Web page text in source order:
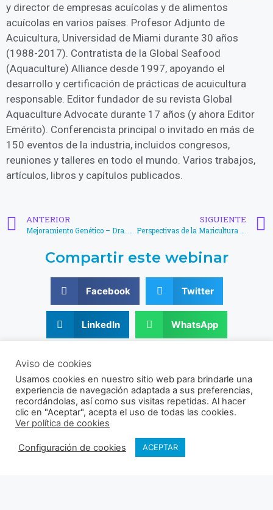
y director de empresas acuícolas y de alimentos
acuícolas en varios países. Profesor Adjunto de
Acuicultura, Universidad de Miami durante 30 años
(1988-2017). Contratista de la Global Seafood
(Aquaculture) Alliance desde 1997, apoyando el
desarrollo y certificación de prácticas de acuicultura
responsable. Editor fundador de su revista Global
Aquaculture Advocate durante 17 años (y ahora Editor
Emérito). Conferencista principal o invitado en más de
150 eventos de la industria, incluidos congresos,
reuniones y talleres en todo el mundo. Varios trabajos,
artículos, libros y capítulos publicados.
ANTERIOR
Mejoramiento Genético – Dra. Marcela Salazar
SIGUIENTE
Perspectivas de la Maricultura Sustentable en Venezuela: Revisión del Marco Legal – Raúl Rincones
Compartir este webinar
Facebook Twitter
LinkedIn WhatsApp
© 2021 - 2026 Sociedad Venezolana de Acuicultura
Av. Universidad, Instituto de Zoología Agrícola, Facultad de
Agronomía UCV, Sector El Limón, Maracay, Aragua, Venezuela.
Política de cookies Política de privacidad
Aviso de cookies
Usamos cookies en nuestro sitio web para brindarle una
experiencia de navegación adaptada a sus preferencias,
recordándolas, así como sus visitas repetidas. Al hacer
clic en "Aceptar", acepta el uso de todas las cookies.
Ver política de cookies
Configuración de cookies ACEPTAR